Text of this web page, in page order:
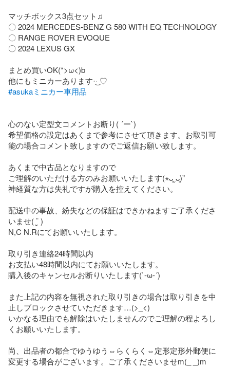
マッチボックス3点セット♫
〇 2024 MERCEDES-BENZ G 580 WITH EQ TECHNOLOGY
〇 RANGE ROVER EVOQUE
〇 2024 LEXUS GX
まとめ買いOK(*>ω<)b
#asukaミニカー車用品
心のない定型文コメントお断り( ´ー`)
希望価格の設定はあくまで参考にさせて頂きます。お取引可
能の場合コメント致しますのでご返信お願い致します。
あくまで中古品となりますので
ご理解のいただける方のみお願いいたします(⋆ᴗ͈ˬᴗ͈)”
神経質な方は失礼ですが購入を控えてください。
配送中の事故、紛失などの保証はできかねますご了承くださ
いませ( ¨̮ )
N,C N.Rにてお願いいたします。
取り引き連絡24時間以内
お支払い48時間以内にてお願いいたします。
購入後のキャンセルお断りいたします(`‐ω‐´)
また上記の内容を無視された取り引きの場合は取り引きを中
止しブロックさせていただきます…(>_<)
いかなる理由でも解除はいたしませんのでご理解の程よろし
くお願いいたします。
尚、出品者の都合でゆうゆう⇔らくらく⇔定形定形外郵便に
変更する場合がございます。ご了承くださいませm(_ _)m